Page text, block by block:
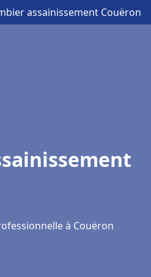
assainissement Couëron
à Couëron